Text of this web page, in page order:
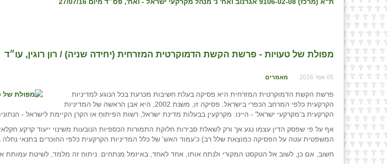
מפולת של טעויות - פרשת הקשת הדמוקרטית המזרחית (יחידה שניה) / רון רוגין, עו״ד
05 אפר 2016 מאמרים
פרשת הקשת הדמוקרטית המזרחית היא פסיקה בעלת חשיבות מכרעת בכל הנוגע למדיניות
הקרקעית כלפי המרחב הכפרי בישראל. פסיקה זו, משנת 2002, היא אבן הראשה של המדיניות
הקרקעית ב'מקרקעי ישראל' - היינו: מקרקעין בבעלות מדינת ישראל, רשות הפיתוחַ או הקרן הקיימת לישראל -
אף על פי שפסק הדין עצמו נגע אך ורק לשאלת סבירות חלוקת התמורות הכספיות הנובעות משינוי ייעוד קרקע
המשפטית עטה על הפסיקה כמוֹצֵאת שלל רב) כ'עמוד האש' של כלל המדיניות הקרקעית כלפי החוכרים בתנאי נחלה
חשוב, אם כן, לשוב אל הטקסט המקורי ולנתח אותו, אחד לאחד, באיזמל מנתחים. ניתוחַ זה מלמד, לשיטת עמותת